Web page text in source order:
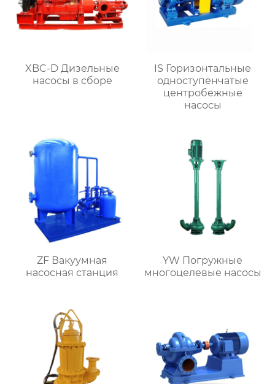
XBC-D Дизельные
насосы в сборе
IS Горизонтальные
одноступенчатые
центробежные
насосы
ZF Вакуумная
насосная станция
YW Погружные
многоцелевые насосы